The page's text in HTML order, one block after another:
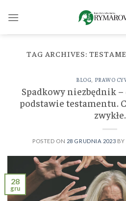
TAG ARCHIVES:
BLOG PRAWO
Spadkowy niezbędnik
podstawie testamentu.
zwykłe.
POSTED ON 28 GRUDNIA 2023 BY
28
gru